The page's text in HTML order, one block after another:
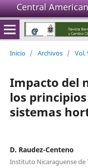
Central
Inicio / Archivos / Vol.
Impacto del
los
sistemas
D. Raudez-Centeno
Instituto Nicaraguense de